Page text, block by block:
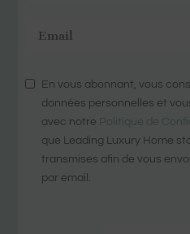
En vous abonnant, vous
données personnelles et
avec notre Politique de
que Leading Luxury Home
transmises afin de vous
par email.